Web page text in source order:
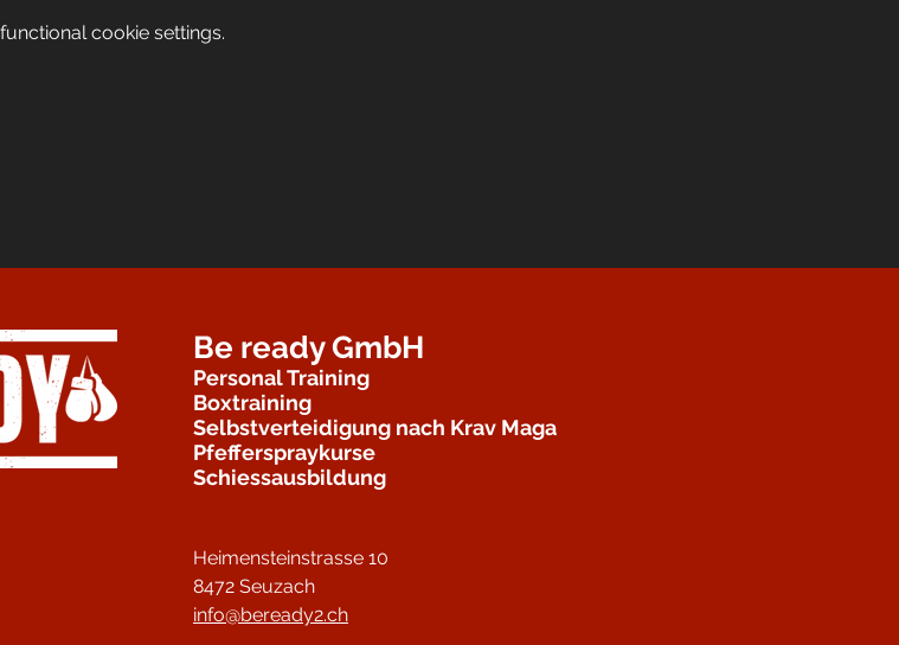
cookie settings.
Be ready GmbH
Personal Training
Boxtraining
Selbstverteidigung nach Krav Maga
Pfefferspraykurse
Schiessausbildung
Heimensteinstrasse 10
8472 Seuzach
info@beready2.ch